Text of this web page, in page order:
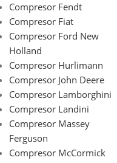
Compresor Fendt
Compresor Fiat
Compresor Ford New
Holland
Compresor Hurlimann
Compresor John Deere
Compresor Lamborghini
Compresor Landini
Compresor Massey
Ferguson
Compresor McCormick